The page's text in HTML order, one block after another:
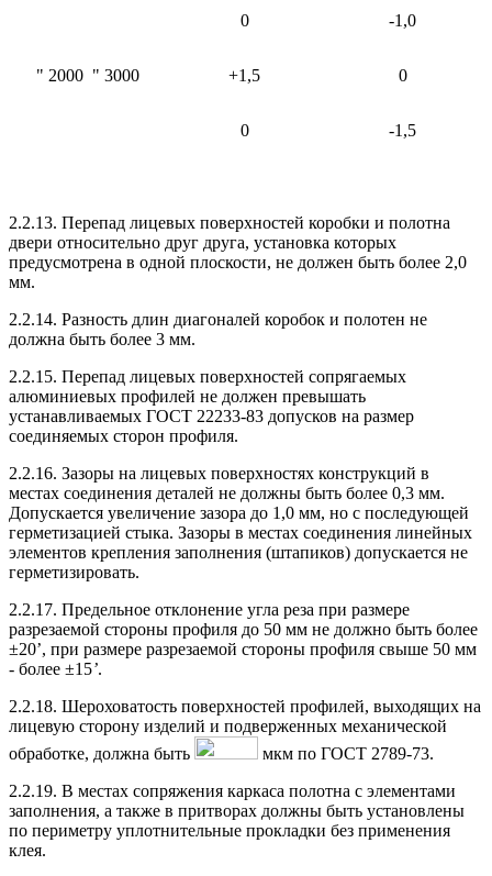
0 -1,0
" 2000 " 3000 +1,5 0
0 -1,5
2.2.13. Перепад лицевых поверхностей коробки и полотна
двери относительно друг друга, установка которых
предусмотрена в одной плоскости, не должен быть более 2,0
мм.
2.2.14. Разность длин диагоналей коробок и полотен не
должна быть более 3 мм.
2.2.15. Перепад лицевых поверхностей сопрягаемых
алюминиевых профилей не должен превышать
устанавливаемых ГОСТ 22233-83 допусков на размер
соединяемых сторон профиля.
2.2.16. Зазоры на лицевых поверхностях конструкций в
местах соединения деталей не должны быть более 0,3 мм.
Допускается увеличение зазора до 1,0 мм, но с последующей
герметизацией стыка. Зазоры в местах соединения линейных
элементов крепления заполнения (штапиков) допускается не
герметизировать.
2.2.17. Предельное отклонение угла реза при размере
разрезаемой стороны профиля до 50 мм не должно быть более
±20’, при размере разрезаемой стороны профиля свыше 50 мм
- более ±15’.
2.2.18. Шероховатость поверхностей профилей, выходящих на
лицевую сторону изделий и подверженных механической
обработке, должна быть
мкм по ГОСТ 2789-73.
2.2.19. В местах сопряжения каркаса полотна с элементами
заполнения, а также в притворах должны быть установлены
по периметру уплотнительные прокладки без применения
клея.